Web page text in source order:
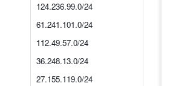
124.236.99.0/24
61.241.101.0/24
112.49.57.0/24
36.248.13.0/24
27.155.119.0/24